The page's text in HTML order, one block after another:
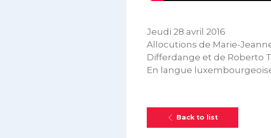
Jeudi 28 avril 2016
Allocutions de Marie-
Differdange et de Roberto
En langue
Back to list